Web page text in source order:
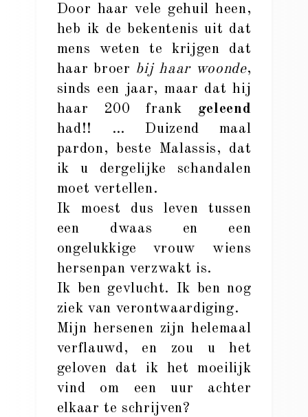
Door haar vele gehuil heen,
heb ik de bekentenis uit dat
mens weten te krijgen dat
haar broer bij haar woonde,
sinds een jaar, maar dat hij
haar 200 frank geleend
had!! … Duizend maal
pardon, beste Malassis, dat
ik u dergelijke schandalen
moet vertellen.
Ik moest dus leven tussen
een dwaas en een
ongelukkige vrouw wiens
hersenpan verzwakt is.
Ik ben gevlucht. Ik ben nog
ziek van verontwaardiging.
Mijn hersenen zijn helemaal
verflauwd, en zou u het
geloven dat ik het moeilijk
vind om een uur achter
elkaar te schrijven?